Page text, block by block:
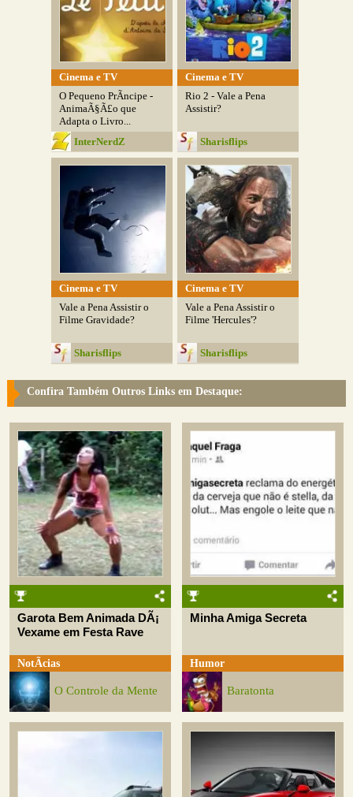
Cinema e TV
O Pequeno PrÃ­ncipe -
AnimaÃ§Ã£o que
Adapta o Livro...
InterNerdZ
Cinema e TV
Rio 2 - Vale a Pena
Assistir?
Sharisflips
Cinema e TV
Vale a Pena Assistir o
Filme Gravidade?
Sharisflips
Cinema e TV
Vale a Pena Assistir o
Filme 'Hercules'?
Sharisflips
Confira Também Outros Links em Destaque:
Garota Bem Animada DÃ¡
Vexame em Festa Rave
NotÃ­cias
O Controle da Mente
Minha Amiga Secreta
Humor
Baratonta